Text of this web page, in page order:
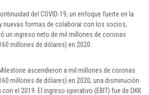
del COVID-19, un enfoque fuerte en la
nuevas formas de colaborar con los socios,
un ingreso neto de mil millones de coronas
millones de dólares) en 2020.
ascendieron a mil millones de coronas
millones de dólares) en 2020, una disminución
el 2019. El ingreso operativo (EBIT) fue de DKK